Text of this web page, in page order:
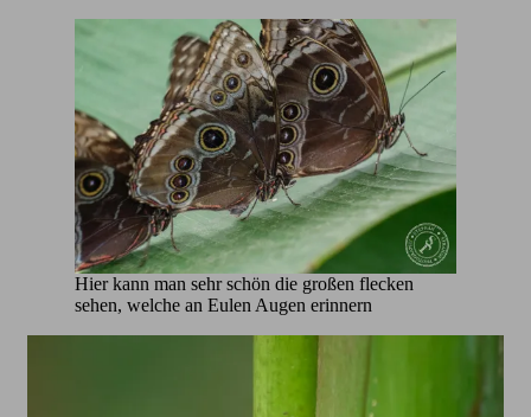
Hier kann man sehr schön die großen flecken
sehen, welche an Eulen Augen erinnern